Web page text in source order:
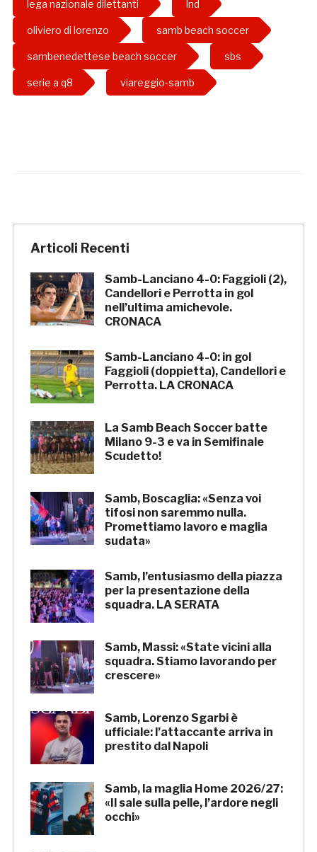
lega nazionale dilettanti lnd
oliviero di lorenzo samb beach soccer
sambenedettese beach soccer sbs
serie a q8 viareggio-samb
Articoli Recenti
Samb-Lanciano 4-0: Faggioli (2),
Candellori e Perrotta in gol
nell’ultima amichevole.
CRONACA
Samb-Lanciano 4-0: in gol
Faggioli (doppietta), Candellori e
Perrotta. LA CRONACA
La Samb Beach Soccer batte
Milano 9-3 e va in Semifinale
Scudetto!
Samb, Boscaglia: «Senza voi
tifosi non saremmo nulla.
Promettiamo lavoro e maglia
sudata»
Samb, l’entusiasmo della piazza
per la presentazione della
squadra. LA SERATA
Samb, Massi: «State vicini alla
squadra. Stiamo lavorando per
crescere»
Samb, Lorenzo Sgarbi è
ufficiale: l’attaccante arriva in
prestito dal Napoli
Samb, la maglia Home 2026/27:
«Il sale sulla pelle, l’ardore negli
occhi»